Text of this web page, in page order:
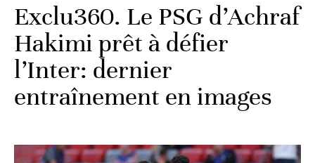
Exclu360. Le PSG d’Achraf
Hakimi prêt à défier
l’Inter: dernier
entraînement en images